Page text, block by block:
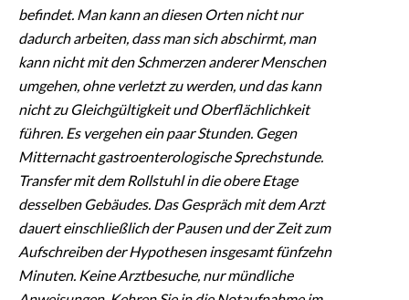
befindet. Man kann an diesen Orten nicht nur
dadurch arbeiten, dass man sich abschirmt, man
kann nicht mit den Schmerzen anderer Menschen
umgehen, ohne verletzt zu werden, und das kann
nicht zu Gleichgültigkeit und Oberflächlichkeit
führen. Es vergehen ein paar Stunden. Gegen
Mitternacht gastroenterologische Sprechstunde.
Transfer mit dem Rollstuhl in die obere Etage
desselben Gebäudes. Das Gespräch mit dem Arzt
dauert einschließlich der Pausen und der Zeit zum
Aufschreiben der Hypothesen insgesamt fünfzehn
Minuten. Keine Arztbesuche, nur mündliche